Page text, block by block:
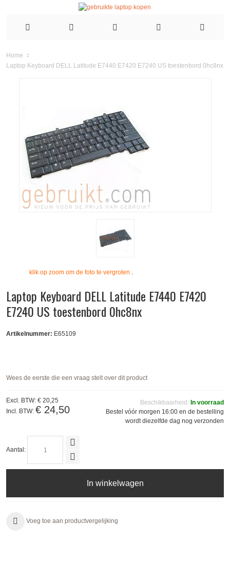
Home
Laptop Keyboard DELL Latitude E7440 E7420 E7240 US toestenbord 0hc8nx
klik op zoom om de foto te vergroten .
Laptop Keyboard DELL Latitude E7440 E7420
E7240 US toestenbord 0hc8nx
Artikelnummer: E65109
Wees de eerste die een vraag stelt over dit product
Beschikbaarheid: In voorraad
Bestel vóór morgen 16:00 en de bestelling
wordt diezelfde dag nog verzonden
Excl. BTW: € 20,25
Incl. BTW: € 24,50
Aantal:
In winkelwagen
Voeg toe aan productvergelijking